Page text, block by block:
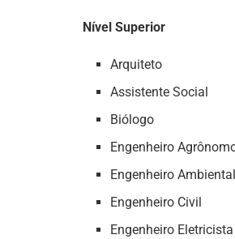
Nível Superior
Arquiteto
Assistente Social
Biólogo
Engenheiro
Engenheiro Ambiental
Engenheiro Civil
Engenheiro Eletricista